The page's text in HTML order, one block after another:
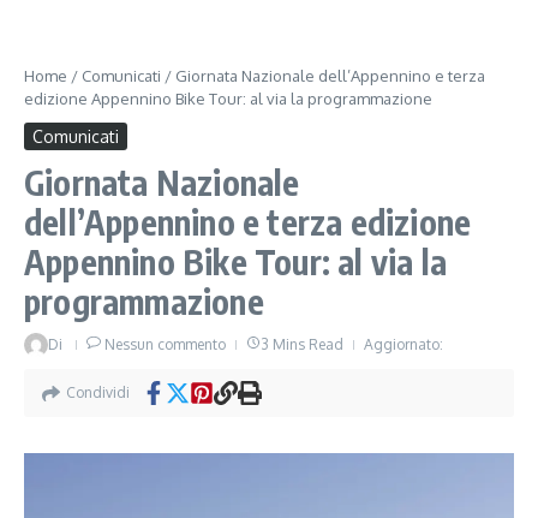
Home / Comunicati / Giornata Nazionale dell’Appennino e terza
edizione Appennino Bike Tour: al via la programmazione
Comunicati
Giornata Nazionale
dell’Appennino e terza edizione
Appennino Bike Tour: al via la
programmazione
Di Nessun commento 3 Mins Read Aggiornato:
Condividi